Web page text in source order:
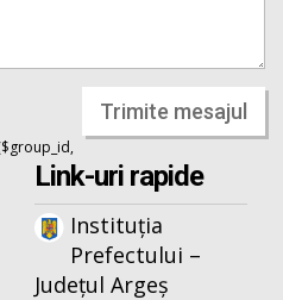
Trimite mesajul
Link-uri rapide
Instituția
Prefectului –
Județul Argeș